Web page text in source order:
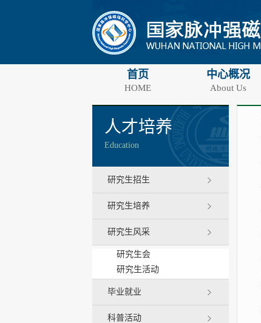
首页
HOME
中心概况
About Us
人才培养
Education
研究生招生
研究生培养
研究生风采
研究生会
研究生活动
毕业就业
科普活动